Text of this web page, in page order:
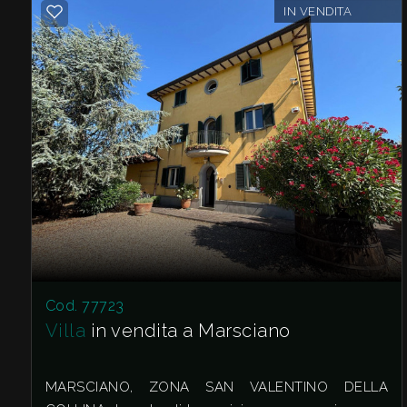
IN VENDITA
Cod. 77723
Villa in vendita a Marsciano
MARSCIANO, ZONA SAN VALENTINO DELLA
Giardino
Posto auto/Box
Balcone/Terrazzo
Ascensore
Arredato
Nuova costruzione